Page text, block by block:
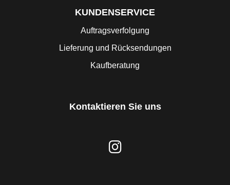
KUNDENSERVICE
Auftragsverfolgung
Lieferung und Rücksendungen
Kaufberatung
Kontaktieren Sie uns